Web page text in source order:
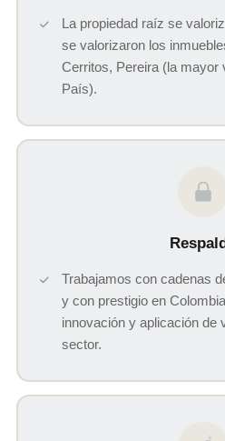
La propiedad raíz se
se valorizaron los
Cerritos, Pereira (la mayor
País).
Trabajamos con cadenas
y con prestigio en
innovación y aplicación de
sector.
$